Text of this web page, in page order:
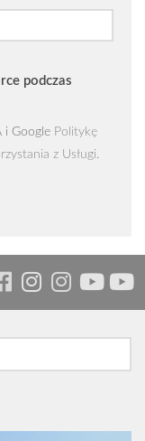
podczas
i Google Politykę
z Usługi.